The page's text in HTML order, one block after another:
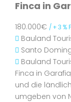
Finca in
180.000€ / + 3 %
Bauland
Santo
Bauland
Finca in
und die
umgeben von